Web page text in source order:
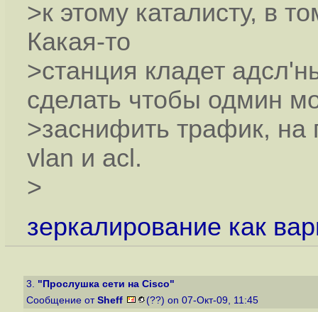
>к этому каталисту, в
Какая-то
>станция кладет
сделать чтобы одмин
>заснифить трафик, на
vlan и acl.
>
зеркалирование как
3. "Прослушка сети на Cisco"
Сообщение от Sheff (??) on 07-Окт-09, 11:45